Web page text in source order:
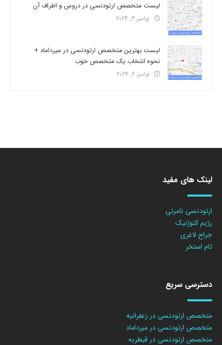
لیست متخصص ارتودنسی در دروس و اطراف آن
نوامبر 3, 2024
لیست بهترین متخصص ارتودنسی در میرداماد +
نحوه انتخاب یک متخصص خوب
نوامبر 2, 2024
لینک های مفید
ارتودنسی نامرئی
رژیم کتوژنیک
جراح لاغری
تام استخر
دسترسی سریع
متخصص ارتودنسی در زعفرانیه
متخصص ارتودنسی در میرداماد
متخصص ارتودنسی در قیطریه